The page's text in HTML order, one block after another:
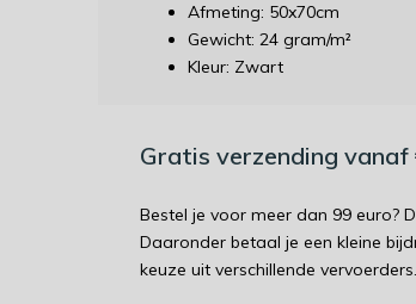
Afmeting: 50x70cm
Gewicht: 24 gram/m²
Kleur: Zwart
Gratis verzending vanaf
Bestel je voor meer dan 99 euro?
Daaronder betaal je een kleine
keuze uit verschillende vervoerders.